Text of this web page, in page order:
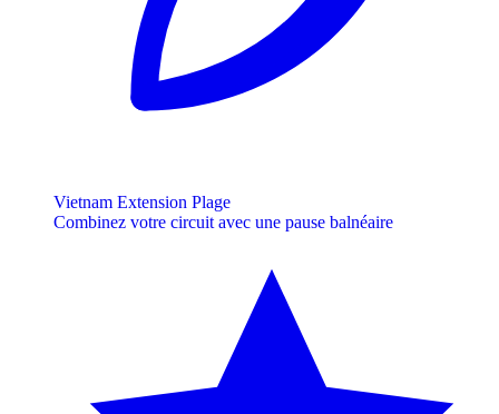
Vietnam Extension Plage
Combinez votre circuit avec une pause balnéaire